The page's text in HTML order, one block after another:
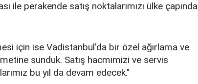
ile perakende satış noktalarımızı ülke çapında
için ise Vadistanbul’da bir özel ağırlama ve
sunduk. Satış hacmimizi ve servis
bu yıl da devam edecek."